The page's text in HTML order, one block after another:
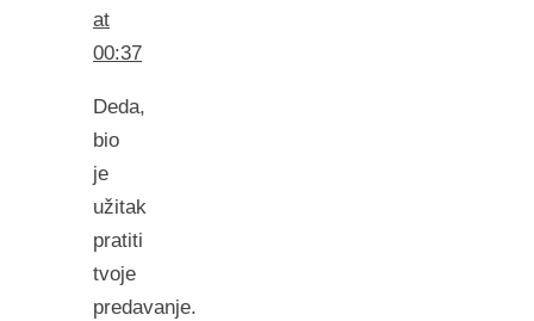
at
00:37
Deda,
bio
je
užitak
pratiti
tvoje
predavanje.